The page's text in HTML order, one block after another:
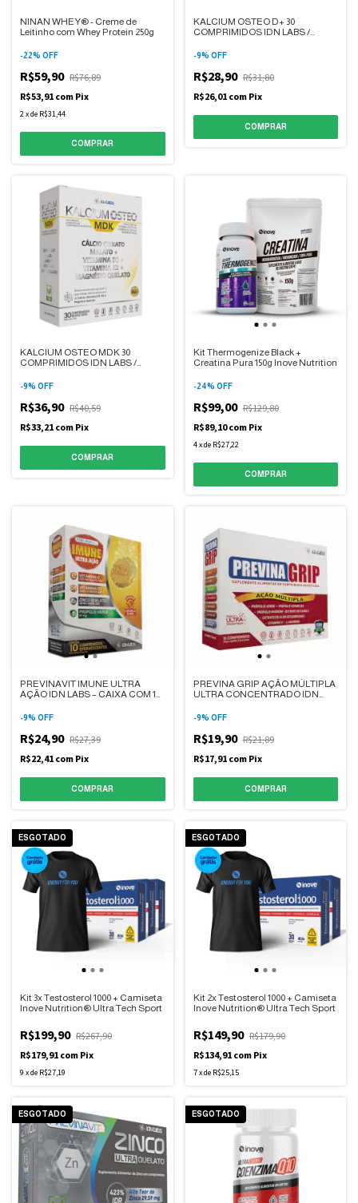
NINAN WHEY® - Creme de
Leitinho com Whey Protein 250g
-22% OFF
R$59,90 R$76,89
R$53,91 com Pix
2xde R$31,44
KALCIUM OSTEO D+ 30
COMPRIMIDOS IDN LABS /
-9% OFF
R$28,90 R$31,80
R$26,01 com Pix
KALCIUM OSTEO MDK 30
COMPRIMIDOS IDN LABS /
-9% OFF
R$36,90 R$40,59
R$33,21 com Pix
Kit Thermogenize Black +
Creatina Pura 150g Inove Nutrition
-24% OFF
R$99,00 R$129,80
R$89,10com Pix
4xde R$27,22
PREVINAVIT IMUNE ULTRA
AÇÃO IDN LABS – CAIXA COM 10
EFERVESCENTES – SABOR
-9% OFF
R$24,90 R$27,39
R$22,41 com Pix
PREVINA GRIP AÇÃO MÚLTIPLA
ULTRA CONCENTRADO IDN
COMPRIMIDOS
-9% OFF
R$19,90 R$21,89
R$17,91 com Pix
ESGOTADO
Kit 3x Testosterol 1000 + Camiseta
Inove Nutrition® Ultra Tech Sport
R$199,90 R$267,90
R$179,91 com Pix
9 xde R$27,19
ESGOTADO
Kit 2x Testosterol 1000 + Camiseta
Inove Nutrition® Ultra Tech Sport
R$149,90 R$179,90
R$134,91 com Pix
7xde R$25,15
ESGOTADO ESGOTADO